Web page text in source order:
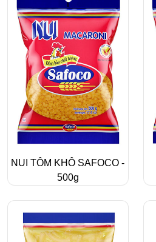
NUI TÔM KHÔ SAFOCO -
500g